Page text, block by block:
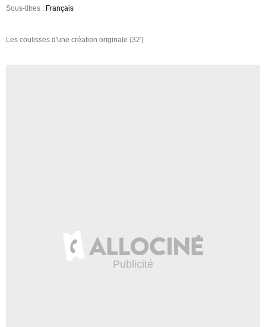
Sous-titres : Français
Les coulisses d'une création originale (32')